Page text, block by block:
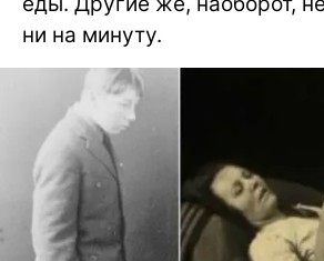
ни на минуту.